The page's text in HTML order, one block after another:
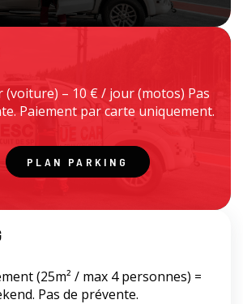
(voiture) – 10 € / jour (motos) Pas
Paiement par carte uniquement.
PLAN PARKING
(25m² / max 4 personnes) =
Pas de prévente.